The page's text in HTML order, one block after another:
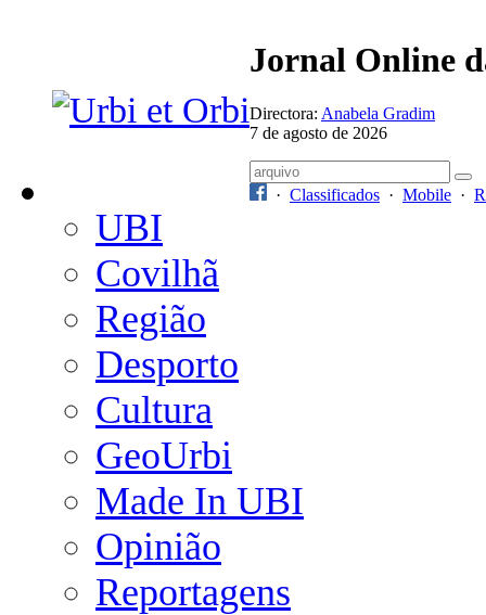
Jornal Online
Directora: Anabela Gradim
7 de agosto de 2026
· Classificados · Mobile ·
UBI
Covilhã
Região
Desporto
Cultura
GeoUrbi
Made In UBI
Opinião
Reportagens